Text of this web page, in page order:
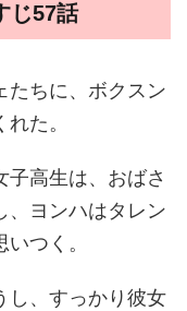
じ57話
たちに、ボクスン
た。
高生は、おばさ
、ヨンハはタレン
つく。
し、すっかり彼女